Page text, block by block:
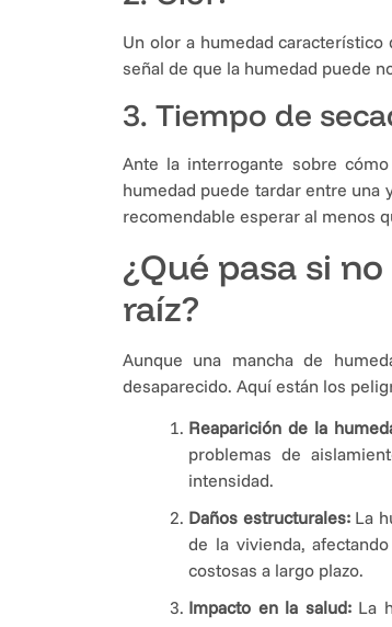
Un olor a humedad
señal de que la humedad puede
3. Tiempo de
Ante la interrogante sobre
humedad puede tardar entre una
recomendable esperar al menos
¿Qué pasa si
raíz?
Aunque una mancha de
desaparecido. Aquí están los
Reaparición de la
problemas de
intensidad.
Daños estructurales: La
de la vivienda,
costosas a largo plazo.
Impacto en la salud: La